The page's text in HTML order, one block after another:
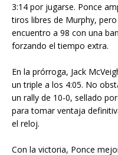
3:14 por jugarse. Ponce
tiros libres de Murphy,
encuentro a 98 con una
forzando el tiempo extra.
En la prórroga, Jack
un triple a los 4:05. No
un rally de 10-0, sellado
para tomar ventaja
el reloj.
Con la victoria, Ponce